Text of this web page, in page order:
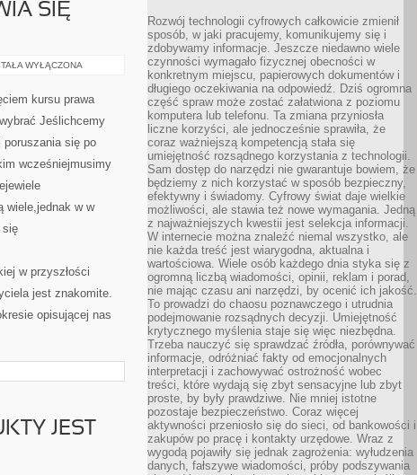
SIĘ
WYŁĄCZONA
kursu prawa
Jeślichcemy
poruszania się po
wcześniejmusimy
wiele,jednak w w
się
w przyszłości
jest znakomite.
opisującej nas
JEST
Rozwój technologii cyfrowych całkowicie zmienił
sposób, w jaki pracujemy, komunikujemy się i
zdobywamy informacje. Jeszcze niedawno wiele
czynności wymagało fizycznej obecności w
konkretnym miejscu, papierowych dokumentów i
długiego oczekiwania na odpowiedź. Dziś ogromna
część spraw może zostać załatwiona z poziomu
komputera lub telefonu. Ta zmiana przyniosła
liczne korzyści, ale jednocześnie sprawiła, że
coraz ważniejszą kompetencją stała się
umiejętność rozsądnego korzystania z technologii.
Sam dostęp do narzędzi nie gwarantuje bowiem, że
będziemy z nich korzystać w sposób bezpieczny,
efektywny i świadomy. Cyfrowy świat daje wielkie
możliwości, ale stawia też nowe wymagania. Jedną
z najważniejszych kwestii jest selekcja informacji.
W internecie można znaleźć niemal wszystko, ale
nie każda treść jest wiarygodna, aktualna i
wartościowa. Wiele osób każdego dnia styka się z
ogromną liczbą wiadomości, opinii, reklam i porad,
nie mając czasu ani narzędzi, by ocenić ich jakość.
To prowadzi do chaosu poznawczego i utrudnia
podejmowanie rozsądnych decyzji. Umiejętność
krytycznego myślenia staje się więc niezbędna.
Trzeba nauczyć się sprawdzać źródła, porównywać
informacje, odróżniać fakty od emocjonalnych
interpretacji i zachowywać ostrożność wobec
treści, które wydają się zbyt sensacyjne lub zbyt
proste, by były prawdziwe. Nie mniej istotne
pozostaje bezpieczeństwo. Coraz więcej
aktywności przeniosło się do sieci, od bankowości i
zakupów po pracę i kontakty urzędowe. Wraz z
wygodą pojawiły się jednak zagrożenia: wyłudzenia
danych, fałszywe wiadomości, próby podszywania